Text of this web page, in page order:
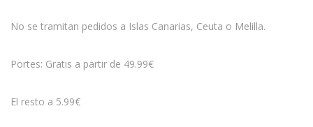
No se tramitan pedidos a Islas Canarias, Ceuta o Melilla.
Portes: Gratis a partir de 49.99€
El resto a 5.99€